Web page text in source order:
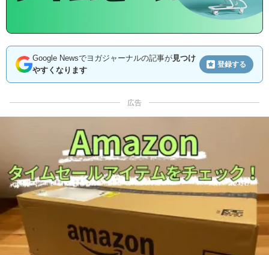
Google Newsでヨガジャーナルの記事が見つけ
やすくなります
登録する
広告